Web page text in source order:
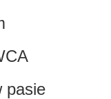
pasie